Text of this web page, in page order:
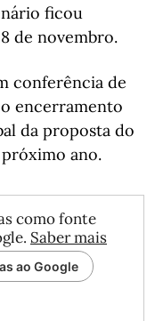
ficou
de novembro.
conferência de
encerramento
da proposta do
ano.
como fonte
Saber mais
ao Google